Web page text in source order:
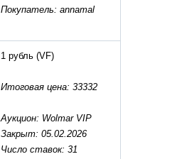
Покупатель: annamal
1 рубль (VF)
Итоговая цена: 33332
Аукцион: Wolmar VIP
Закрыт: 05.02.2026
Число ставок: 31